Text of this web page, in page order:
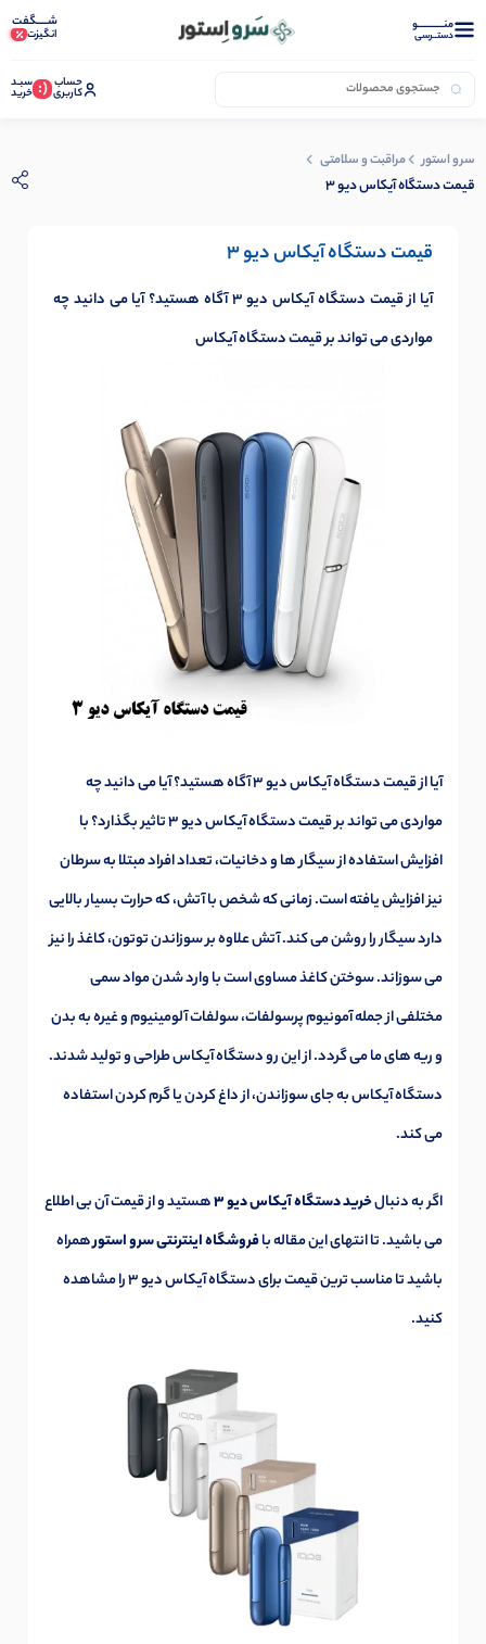
منــــــــــــو
دستــرسی
شـــــگفت
انگیزت
حساب
کاربری (: سبـد
خرید
سرو استور مراقبت و سلامتی
قیمت دستگاه آیکاس دیو 3
قیمت دستگاه آیکاس دیو 3
آیا از قیمت دستگاه آیکاس دیو 3 آگاه هستید؟ آیا می دانید چه
مواردی می تواند بر قیمت دستگاه آیکاس
آیا از قیمت دستگاه آیکاس دیو 3 آگاه هستید؟ آیا می دانید چه
مواردی می تواند بر قیمت دستگاه آیکاس دیو 3 تاثیر بگذارد؟ با
افزایش استفاده از سیگار ها و دخانیات، تعداد افراد مبتلا به سرطان
نیز افزایش یافته است. زمانی که شخص با آتش، که حرارت بسیار بالایی
دارد سیگار را روشن می کند. آتش علاوه بر سوزاندن توتون، کاغذ را نیز
می سوزاند. سوختن کاغذ مساوی است با وارد شدن مواد سمی
مختلفی از جمله آمونیوم پرسولفات، سولفات آلومینیوم و غیره به بدن
و ریه های ما می گردد. از این رو دستگاه آیکاس طراحی و تولید شدند.
دستگاه آیکاس به جای سوزاندن، از داغ کردن یا گرم کردن استفاده
می کند.
اگر به دنبالخرید دستگاه آیکاس دیو 3
هستید و از قیمت آن بی اطلاع
می باشید. تا انتهای این مقاله بافروشگاه اینترنتی سرو استورهمراه
باشید تا مناسب ترین قیمت برای دستگاه آیکاس دیو 3 را مشاهده
کنید.